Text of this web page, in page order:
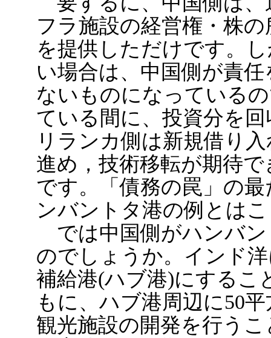
フラ施設の経営権・株
を提供しただけです。
い場合は、中国側が責
ないものになっている
ている間に、投資分を
リランカ側は新規借り
進め，技術移転が期待
です。「債務の罠」の
ンバントタ港の例とは
では中国側がハンバン
のでしょうか。インド
補給港(ハブ港)にするこ
もに、ハブ港周辺に50
観光施設の開発を行う